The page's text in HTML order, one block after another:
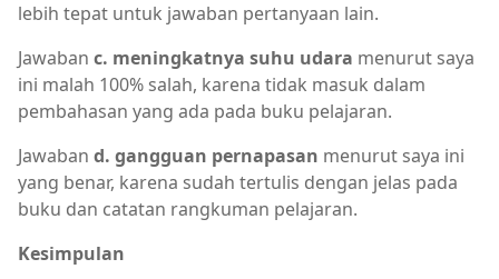
lebih tepat untuk jawaban pertanyaan lain.
Jawaban c. meningkatnya suhu udara menurut saya
ini malah 100% salah, karena tidak masuk dalam
pembahasan yang ada pada buku pelajaran.
Jawaban d. gangguan pernapasan menurut saya ini
yang benar, karena sudah tertulis dengan jelas pada
buku dan catatan rangkuman pelajaran.
Kesimpulan